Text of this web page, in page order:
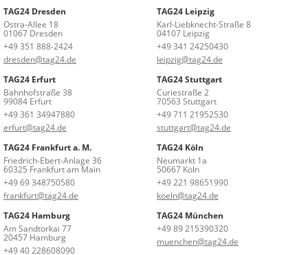
TAG24 Dresden
Ostra-Allee 18
01067 Dresden
+49 351 888-2424
dresden@tag24.de
TAG24 Leipzig
Karl-Liebknecht-Straße 8
04107 Leipzig
+49 341 24250430
leipzig@tag24.de
TAG24 Erfurt
Bahnhofstraße 38
99084 Erfurt
+49 361 34947880
erfurt@tag24.de
TAG24 Stuttgart
Curiestraße 2
70563 Stuttgart
+49 711 21952530
stuttgart@tag24.de
TAG24 Frankfurt a. M.
Friedrich-Ebert-Anlage 36
60325 Frankfurt am Main
+49 69 348750580
frankfurt@tag24.de
TAG24 Köln
Neumarkt 1a
50667 Köln
+49 221 98651990
koeln@tag24.de
TAG24 Hamburg
Am Sandtorkai 77
20457 Hamburg
+49 40 228608090
TAG24 München
+49 89 215390320
muenchen@tag24.de